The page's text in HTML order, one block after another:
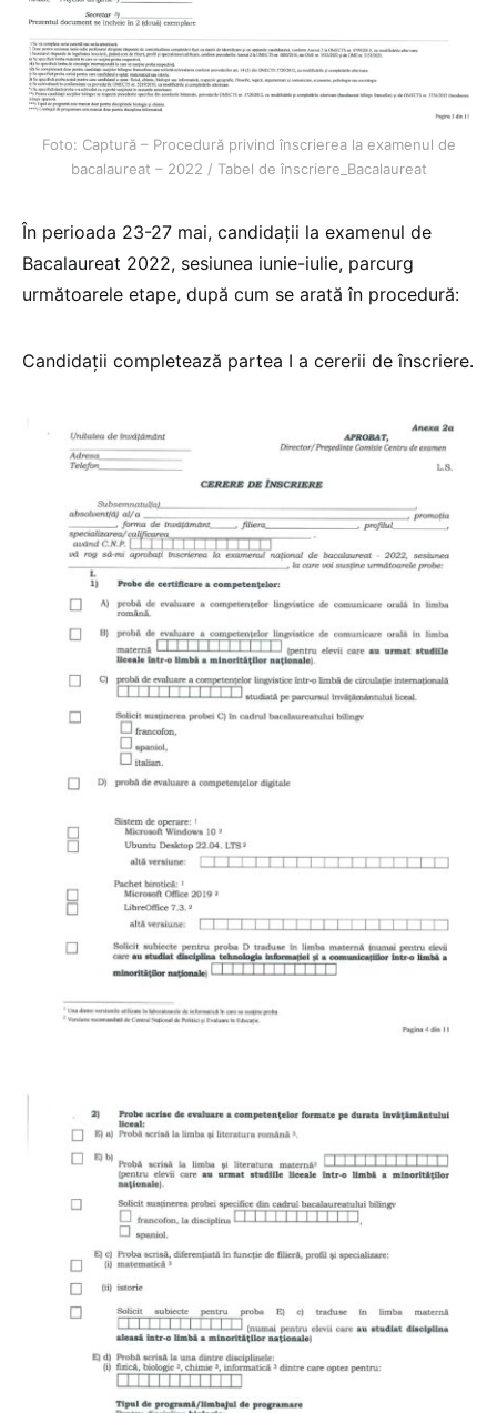
Foto: Captură – Procedură privind înscrierea la examenul de
bacalaureat – 2022 / Tabel de înscriere_Bacalaureat
În perioada 23-27 mai, candidații la examenul de
Bacalaureat 2022, sesiunea iunie-iulie, parcurg
următoarele etape, după cum se arată în procedură:
Candidații completează partea I a cererii de înscriere.